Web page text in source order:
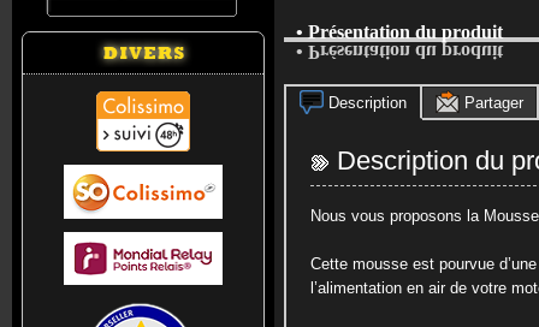
• Présentation du produit
• Présentation du produit
Description Partager
Description du
Nous vous proposons la
Cette mousse est pourvue
l’alimentation en air de votre